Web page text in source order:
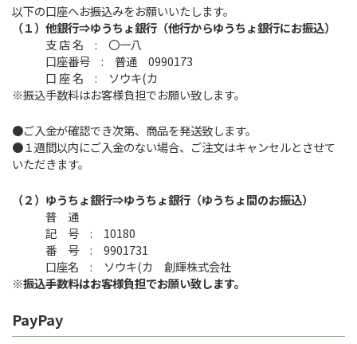
以下の口座へお振込みをお願いいたします。
（１）他銀行⇒ゆうちょ銀行（他行からゆうちょ銀行にお振込）
支 店 名 : 〇一八
口座番号 : 普通 0990173
口 座 名 : ソウキ(カ
※振込手数料はお客様負担でお願い致します。
●ご入金が確認でき次第、商品を発送致します。
●１週間以内にご入金のない場合、ご注文はキャンセルとさせて
いただきます。
（２）ゆうちょ銀行⇒ゆうちょ銀行（ゆうちょ間のお振込）
普 通
記 号 : 10180
番 号 : 9901731
口座名 : ソウキ(カ 創輝株式会社
※振込手数料はお客様負担でお願い致します。
PayPay